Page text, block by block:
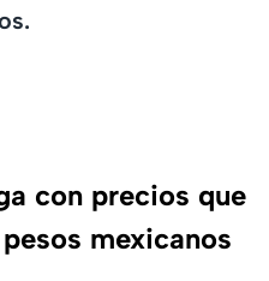
con precios que
mexicanos